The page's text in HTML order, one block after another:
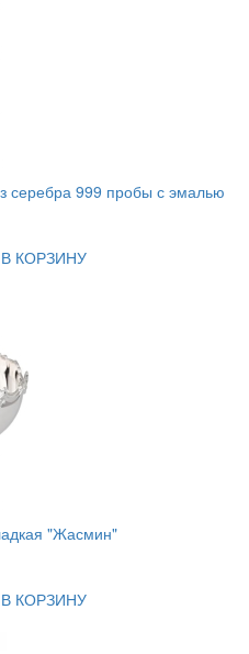
серебра 999 пробы с эмалью
В КОРЗИНУ
"Жасмин"
В КОРЗИНУ